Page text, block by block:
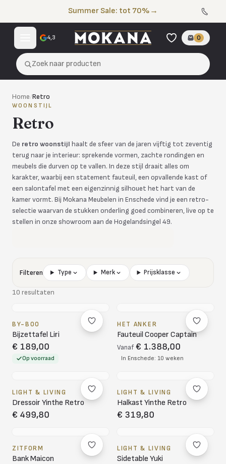
Summer Sale: tot 70% →
4,3 0
Zoek naar producten
Home/Retro
WOONSTIJL
Retro
De retro woonstijl haalt de sfeer van de jaren vijftig tot zeventig
terug naar je interieur: sprekende vormen, zachte rondingen en
meubels die durven op te vallen. In deze stijl draait alles om
karakter, waarbij een statement fauteuil, een opvallende kast of
een salontafel met een eigenzinnig silhouet het hart van de
kamer vormt. Bij Mokana Meubelen in Enschede vind je een retro-
selectie waarvan de stukken onderling goed combineren, live op te
stellen in onze showroom aan de Hogelandsingel 49.
Filteren Type Merk Prijsklasse
10 resultaten
BY-BOO
Bijzettafel Liri
€ 189,00
Op voorraad
HET ANKER
Fauteuil Cooper Captain
Vanaf € 1.388,00
In Enschede: 10 weken
LIGHT & LIVING
Dressoir Yinthe Retro
€ 499,80
LIGHT & LIVING
Halkast Yinthe Retro
€ 319,80
ZITFORM
Bank Maicon
LIGHT & LIVING
Sidetable Yuki